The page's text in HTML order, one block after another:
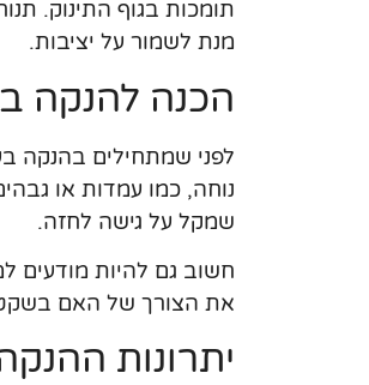
תומכות בגוף התינוק.
מנת לשמור על יציבות.
הכנה להנקה
לפני שמתחילים בהנקה
נוחה, כמו עמדות או
שמקל על גישה לחזה.
חשוב גם להיות מודעים
את הצורך של האם
יתרונות